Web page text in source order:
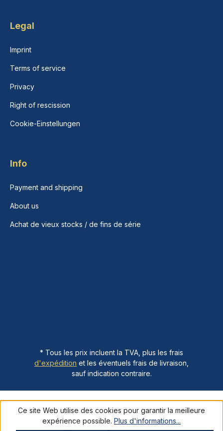
Legal
Imprint
Terms of service
Privacy
Right of rescission
Cookie-Einstellungen
Info
Payment and shipping
About us
Achat de vieux stocks / de fins de série
* Tous les prix incluent la TVA, plus les frais
d'expédition et les éventuels frais de livraison,
sauf indication contraire.
Ce site Web utilise des cookies pour garantir la meilleure
expérience possible. Plus d'informations...